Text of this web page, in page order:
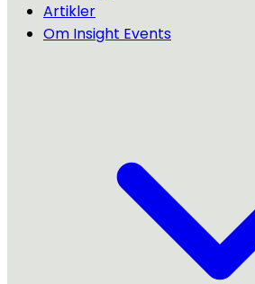
Artikler
Om Insight Events